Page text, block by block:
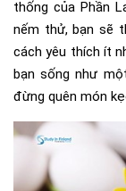
thống của Phần
nếm thử, bạn sẽ
cách yêu thích ít
bạn sống như
đừng quên món